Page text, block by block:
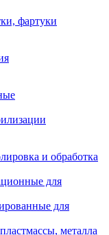
фартуки
и обработка
для
для
металла